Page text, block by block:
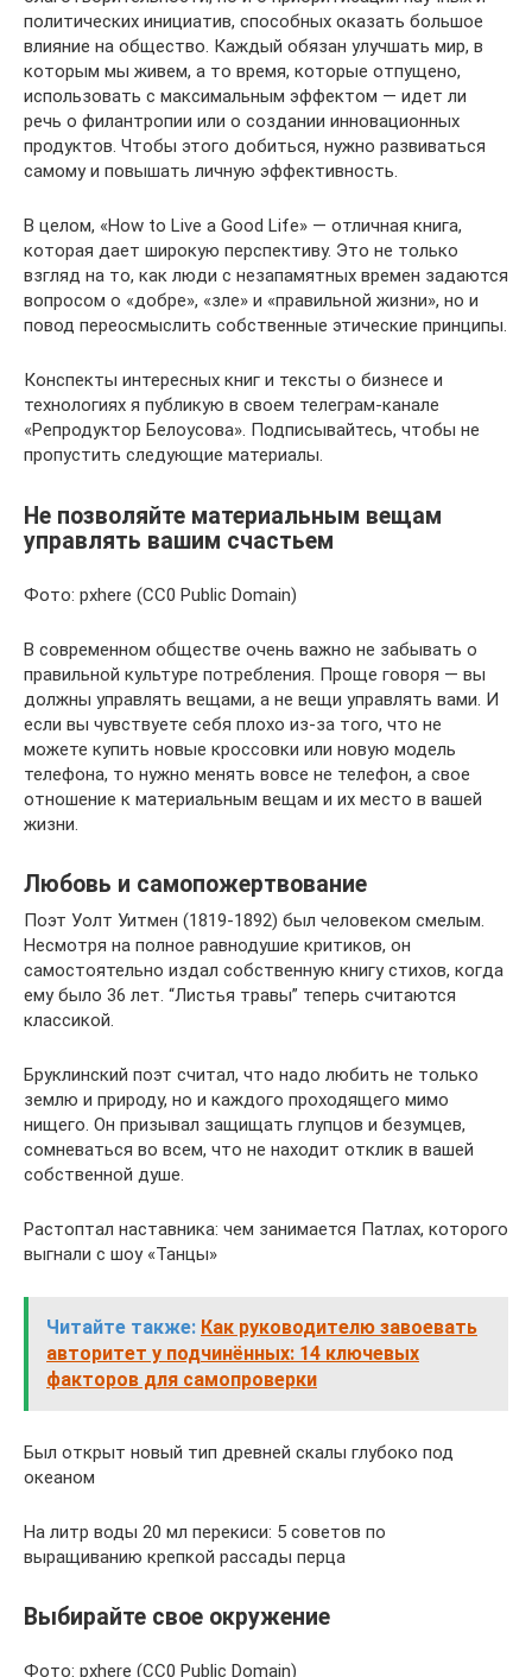
политических инициатив, способных оказать большое
влияние на общество. Каждый обязан улучшать мир, в
которым мы живем, а то время, которые отпущено,
использовать с максимальным эффектом — идет ли
речь о филантропии или о создании инновационных
продуктов. Чтобы этого добиться, нужно развиваться
самому и повышать личную эффективность.
В целом, «How to Live a Good Life» — отличная книга,
которая дает широкую перспективу. Это не только
взгляд на то, как люди с незапамятных времен задаются
вопросом о «добре», «зле» и «правильной жизни», но и
повод переосмыслить собственные этические принципы.
Конспекты интересных книг и тексты о бизнесе и
технологиях я публикую в своем телеграм-канале
«Репродуктор Белоусова». Подписывайтесь, чтобы не
пропустить следующие материалы.
Не позволяйте материальным вещам
управлять вашим счастьем
Фото: pxhere (CC0 Public Domain)
В современном обществе очень важно не забывать о
правильной культуре потребления. Проще говоря — вы
должны управлять вещами, а не вещи управлять вами. И
если вы чувствуете себя плохо из-за того, что не
можете купить новые кроссовки или новую модель
телефона, то нужно менять вовсе не телефон, а свое
отношение к материальным вещам и их место в вашей
жизни.
Любовь и самопожертвование
Поэт Уолт Уитмен (1819-1892) был человеком смелым.
Несмотря на полное равнодушие критиков, он
самостоятельно издал собственную книгу стихов, когда
ему было 36 лет. “Листья травы” теперь считаются
классикой.
Бруклинский поэт считал, что надо любить не только
землю и природу, но и каждого проходящего мимо
нищего. Он призывал защищать глупцов и безумцев,
сомневаться во всем, что не находит отклик в вашей
собственной душе.
Растоптал наставника: чем занимается Патлах, которого
выгнали с шоу «Танцы»
Читайте также: Как руководителю завоевать
авторитет у подчинённых: 14 ключевых
факторов для самопроверки
Был открыт новый тип древней скалы глубоко под
океаном
На литр воды 20 мл перекиси: 5 советов по
выращиванию крепкой рассады перца
Выбирайте свое окружение
Фото: pxhere (CC0 Public Domain)